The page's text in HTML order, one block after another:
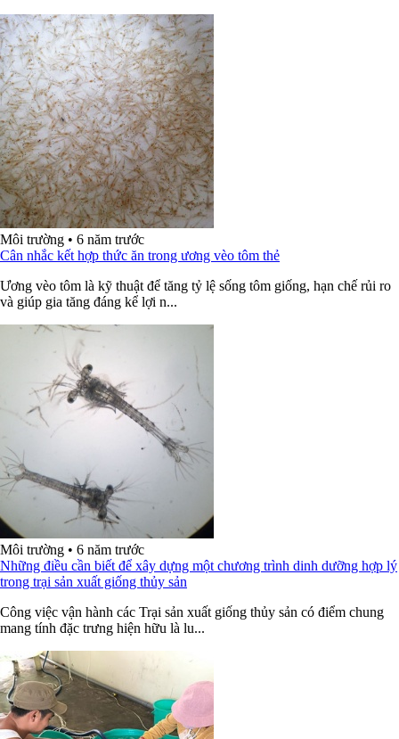
Môi trường • 6 năm trước
Cân nhắc kết hợp thức ăn trong ương vèo tôm thẻ
Ương vèo tôm là kỹ thuật để tăng tỷ lệ sống tôm giống, hạn chế rủi ro
và giúp gia tăng đáng kể lợi n...
Môi trường • 6 năm trước
Những điều cần biết để xây dựng một chương trình dinh dưỡng hợp lý
trong trại sản xuất giống thủy sản
Công việc vận hành các Trại sản xuất giống thủy sản có điểm chung
mang tính đặc trưng hiện hữu là lu...